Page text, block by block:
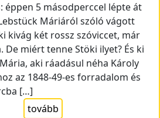
éppen 5 másodperccel lépte át
Máriáról szóló vágott
kivág két rossz szóviccet, már
De miért tenne Stöki ilyet? És ki
aki ráadásul néha Károly
az 1848-49-es forradalom és
[…]
tovább